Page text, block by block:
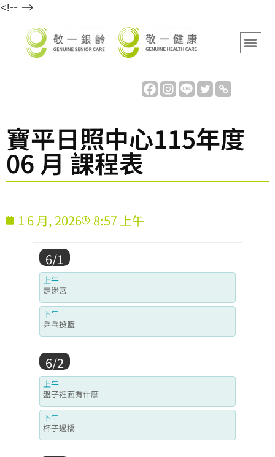
<!-- -->
寶平日照中心115年度
06 月 課程表
1 6 月, 2026 8:57 上午
6/1
上午
走迷宮
下午
乒乓投籃
6/2
上午
盤子裡面有什麼
下午
杯子過橋